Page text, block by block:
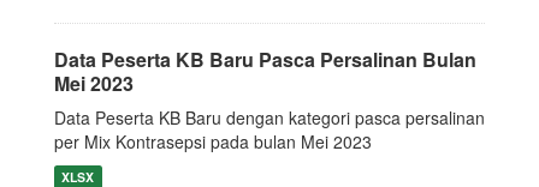
Data Peserta KB Baru Pasca Persalinan Bulan
Mei 2023
Data Peserta KB Baru dengan kategori pasca persalinan
per Mix Kontrasepsi pada bulan Mei 2023
XLSX